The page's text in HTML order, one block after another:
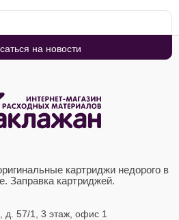
картриджи недорого в
Заправка картриджей.
д. 57/1, 3 этаж, офис 1